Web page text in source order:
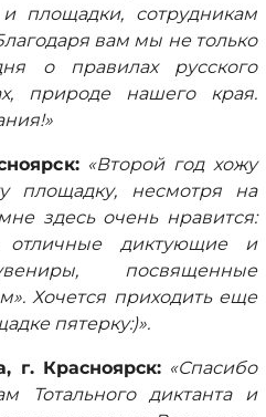
площадки, сотрудникам
вам мы не только
о правилах русского
природе нашего края.
«Второй год хожу
площадку, несмотря на
здесь очень нравится:
отличные диктующие и
посвященные
Хочется приходить еще
пятерку:)».
г. Красноярск: «Спасибо
Тотального диктанта и